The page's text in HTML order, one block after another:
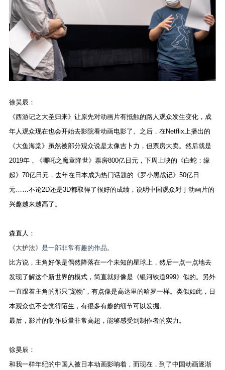
徐昊辰：
《西游记之大圣归来》让原先对动画片有抵触的路人观众发生变化，成
年人观众现在也会开始去影院看动画电影了。之后，在Netflix上播出的
《大鱼海棠》虽然被部分观众说是太像吉卜力，但票房大卖。然后就是
2019年，《哪吒之魔童降世》票房800亿日元，下周上映的《白蛇：缘
起》70亿日元，去年在日本成为热门话题的《罗小黑战记》50亿日
元……不论2D还是3D都取得了很好的成绩，说明中国观众对于动画片的
兴趣越来越高了。
森直人：
《大护法》 是一部非常有趣的作品。
比方说，主角好像是偶然降落在一个未知的星球上，然后一点一点地去
发现了解这个新世界的模式，简直就好像是《银河铁道999》似的。另外
一直跟着主角的那只“宠物”，有点像是高达里的哈罗一样。类似如此，日
本观众也不会觉得陌生，有很多有趣的细节可以发掘。
最后，影片的制作质量非常高超，能够感受到制作者的实力。
徐昊辰：
和我一样年纪的中国人被日本动画影响着，而现在，到了中国动画逐渐